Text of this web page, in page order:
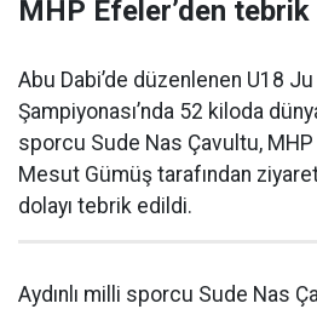
MHP Efeler’den
Abu Dabi’de düzenlenen U18
Şampiyonası’nda 52 kiloda
sporcu Sude Nas Çavultu, MHP
Mesut Gümüş tarafından
dolayı tebrik edildi.
Aydınlı milli sporcu Sude Nas